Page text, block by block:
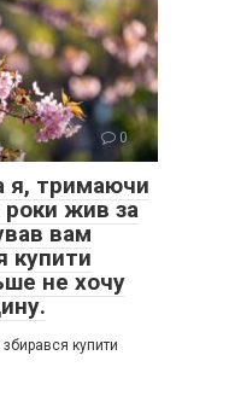
0
я, тримаючи
жив за
вам
купити
не хочу
купити